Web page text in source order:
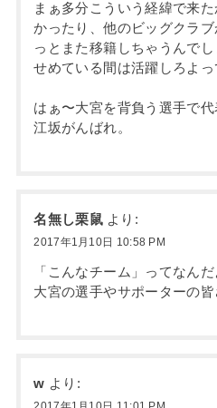
まぁ多分こういう経緯で来
かったり、他のビッグクラ
っとまた移籍しちゃうんで
せめている間は活躍しろよっ
はぁ〜大宮を背負う選手で
江坂がんばれ。
名無し栗鼠 より:
2017年1月10日 10:58 PM
「こんなチーム」ってなんだ
大宮の選手やサポーターの皆
w より: